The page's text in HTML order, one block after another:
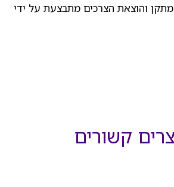
והוצאת הצרכים מתבצעת על ידי
קשורים